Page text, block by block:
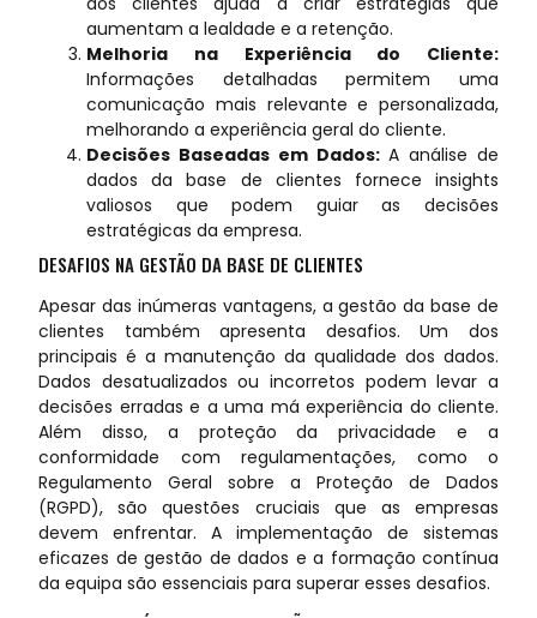
aumentam a lealdade e a retenção.
Melhoria na Experiência do Cliente:
Informações detalhadas permitem uma
comunicação mais relevante e personalizada,
melhorando a experiência geral do cliente.
Decisões Baseadas em Dados:A análise de
dados da base de clientes fornece insights
valiosos que podem guiar as decisões
estratégicas da empresa.
DESAFIOS NA GESTÃO DA BASE DE CLIENTES
Apesar das inúmeras vantagens, a gestão da base de
clientes também apresenta desafios. Um dos
principais é a manutenção da qualidade dos dados.
Dados desatualizados ou incorretos podem levar a
decisões erradas e a uma má experiência do cliente.
Além disso, a proteção da privacidade e a
conformidade com regulamentações, como o
Regulamento Geral sobre a Proteção de Dados
(RGPD), são questões cruciais que as empresas
devem enfrentar. A implementação de sistemas
eficazes de gestão de dados e a formação contínua
da equipa são essenciais para superar esses desafios.